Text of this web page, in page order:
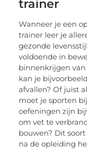
trainer
Wanneer je een
trainer leer je
gezonde
voldoende in
binnenkrijgen
kan je
afvallen? Of juist
moet je sporten
oefeningen zijn
om vet te
bouwen? Dit
na de opleiding